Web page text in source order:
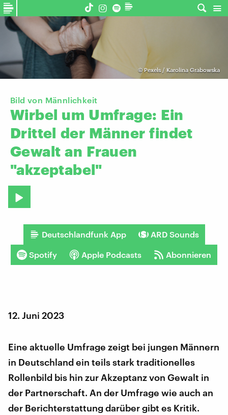
©Pexels / Karolina Grabowska
Bild von Männlichkeit
Wirbel um Umfrage: Ein
Drittel der Männer findet
Gewalt an Frauen
"akzeptabel"
Deutschlandfunk App ARD Sounds
Spotify Apple Podcasts Abonnieren
12. Juni 2023
Eine aktuelle Umfrage zeigt bei jungen Männern
in Deutschland ein teils stark traditionelles
Rollenbild bis hin zur Akzeptanz von Gewalt in
der Partnerschaft. An der Umfrage wie auch an
der Berichterstattung darüber gibt es Kritik.